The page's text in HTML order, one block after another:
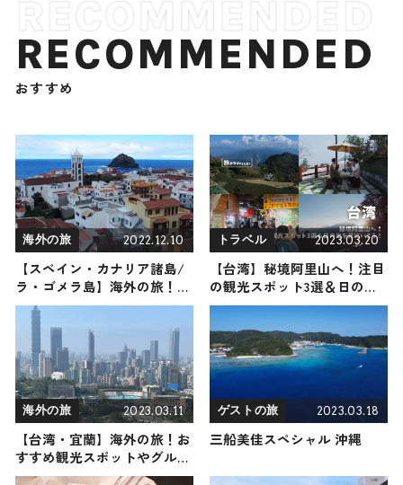
RECOMMENDED
おすすめ
海外の旅 2022.12.10
【スペイン・カナリア諸島/
ラ・ゴメラ島】海外の旅！お
すすめ観光スポットやグルメ
をリポート
トラベル 2023.03.20
【台湾】秘境阿里山へ！注目
の観光スポット3選＆日の出
を見にいこう！
海外の旅 2023.03.11
【台湾・宜蘭】海外の旅！お
すすめ観光スポットやグルメ
をリポート
ゲストの旅 2023.03.18
三船美佳スペシャル 沖縄